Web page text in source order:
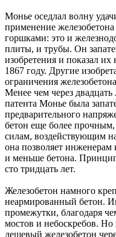
Монье оседлал волну
применение
горшками: это и
плиты, и трубы. Он
изобретения и показал
1867 году. Другие
ограничения
Менее чем через
патента Монье была
предварительного
бетон еще более прочным,
силам, воздействующим
она позволяет инженерам
и меньше бетона.
сто тридцать лет.
Железобетон намного
неармированный бетон.
промежутки, благодаря
мостов и небоскребов.
дешевый железобетон